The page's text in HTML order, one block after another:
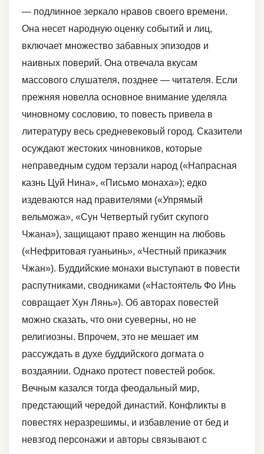
— подлинное зеркало нравов своего времени.
Она несет народную оценку событий и лиц,
включает множество забавных эпизодов и
наивных поверий. Она отвечала вкусам
массового слушателя, позднее — читателя. Если
прежняя новелла основное внимание уделяла
чиновному сословию, то повесть привела в
литературу весь средневековый город. Сказители
осуждают жестоких чиновников, которые
неправедным судом терзали народ («Напрасная
казнь Цуй Нина», «Письмо монаха»); едко
издеваются над правителями («Упрямый
вельможа», «Сун Четвертый губит скупого
Чжана»), защищают право женщин на любовь
(«Нефритовая гуаньинь», «Честный приказчик
Чжан»). Буддийские монахи выступают в повести
распутниками, сводниками («Настоятель Фо Инь
совращает Хун Лянь»). Об авторах повестей
можно сказать, что они суеверны, но не
религиозны. Впрочем, это не мешает им
рассуждать в духе буддийского догмата о
воздаянии. Однако протест повестей робок.
Вечным казался тогда феодальный мир,
предстающий чередой династий. Конфликты в
повестях неразрешимы, и избавление от бед и
невзгод персонажи и авторы связывают с